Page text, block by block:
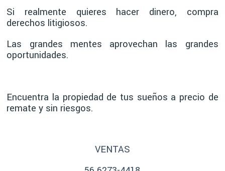
Si realmente quieres hacer dinero, compra
derechos litigiosos.
Las grandes mentes aprovechan las grandes
oportunidades.
Encuentra la propiedad de tus sueños a precio de
remate y sin riesgos.
VENTAS